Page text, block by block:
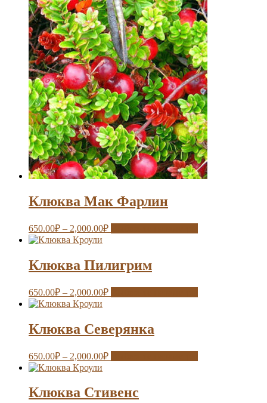
Клюква Мак Фарлин
650.00₽ – 2,000.00₽
Клюква Пилигрим
650.00₽ – 2,000.00₽
Клюква Северянка
650.00₽ – 2,000.00₽
Клюква Стивенс